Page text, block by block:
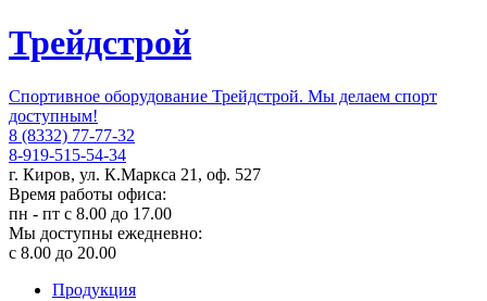
Трейдстрой
Спортивное оборудование Трейдстрой. Мы делаем спорт
доступным!
8 (8332) 77-77-32
8-919-515-54-34
г. Киров, ул. К.Маркса 21, оф. 527
Время работы офиса:
пн - пт с 8.00 до 17.00
Мы доступны ежедневно:
с 8.00 до 20.00
Продукция